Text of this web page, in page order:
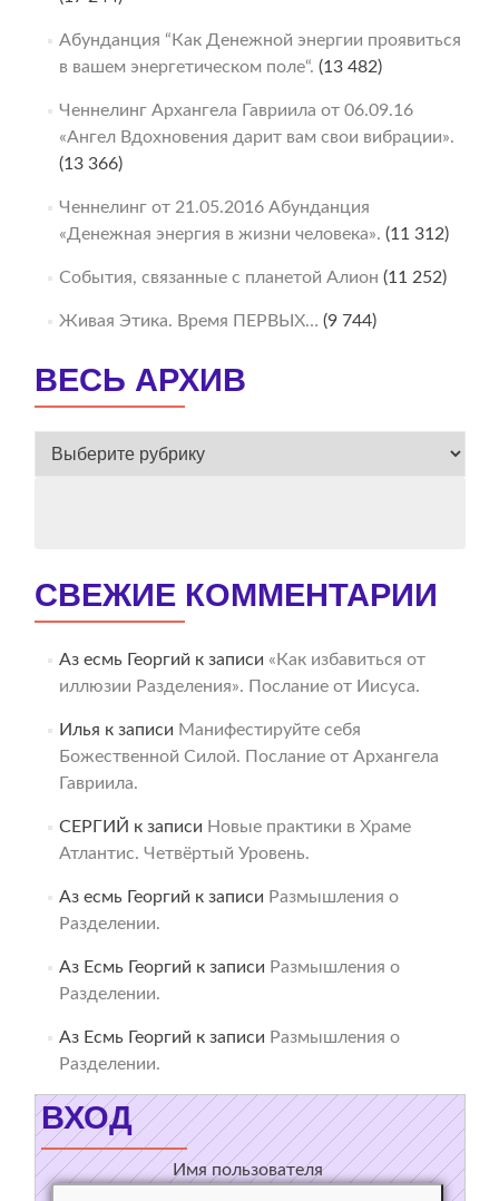
Абунданция “Как Денежной энергии проявиться
в вашем энергетическом поле“. (13 482)
Ченнелинг Архангела Гавриила от 06.09.16
«Ангел Вдохновения дарит вам свои вибрации».
(13 366)
Ченнелинг от 21.05.2016 Абунданция
«Денежная энергия в жизни человека». (11 312)
События, связанные с планетой Алион (11 252)
Живая Этика. Время ПЕРВЫХ… (9 744)
ВЕСЬ АРХИВ
ВЕСЬ
СВЕЖИЕ КОММЕНТАРИИ
Аз есмь Георгий к записи «Как избавиться от
иллюзии Разделения». Послание от Иисуса.
Илья к записи Манифестируйте себя
Божественной Силой. Послание от Архангела
Гавриила.
СЕРГИЙ к записи Новые практики в Храме
Атлантис. Четвёртый Уровень.
Аз есмь Георгий к записи Размышления о
Разделении.
Аз Есмь Георгий к записи Размышления о
Разделении.
Аз Есмь Георгий к записи Размышления о
Разделении.
ВХОД
Имя пользователя